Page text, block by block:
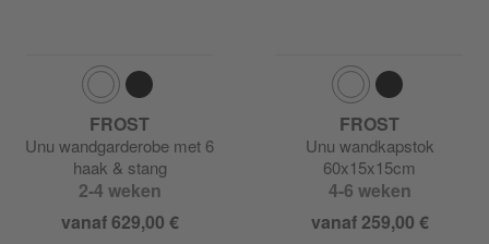
FROST
Unu wandgarderobe met 6
haak & stang
2-4 weken
vanaf 629,00 €
FROST
Unu wandkapstok
60x15x15cm
4-6 weken
vanaf 259,00 €